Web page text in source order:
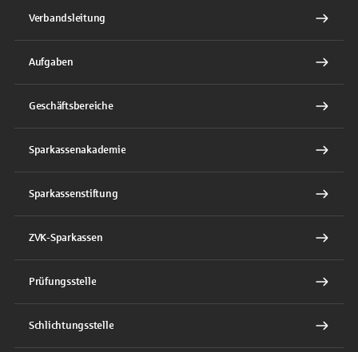
Verbandsleitung
Aufgaben
Geschäftsbereiche
Sparkassenakademie
Sparkassenstiftung
ZVK-Sparkassen
Prüfungsstelle
Schlichtungsstelle